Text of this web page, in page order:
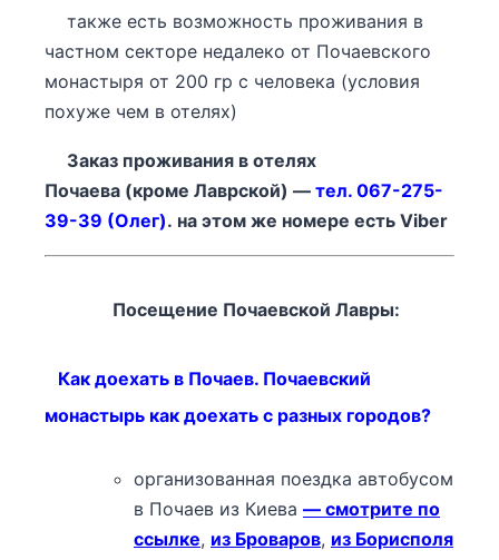
также есть возможность проживания в
частном секторе недалеко от Почаевского
монастыря от 200 гр с человека (условия
похуже чем в отелях)
Заказ проживания в отелях
Почаева (кроме Лаврской) — тел. 067-275-
39-39 (Олег). на этом же номере есть Viber
Посещение Почаевской Лавры:
Как доехать в Почаев. Почаевский
монастырь как доехать с разных городов?
организованная поездка автобусом
в Почаев из Киева — смотрите по
ссылке, из Броваров, из Борисполя